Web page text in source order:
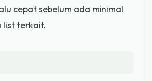
cepat sebelum ada minimal
list terkait.